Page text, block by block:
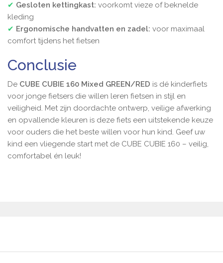
✔ Gesloten kettingkast: voorkomt vieze of beknelde
kleding
✔ Ergonomische handvatten en zadel: voor maximaal
comfort tijdens het fietsen
Conclusie
De CUBE CUBIE 160 Mixed GREEN/RED is dé kinderfiets
voor jonge fietsers die willen leren fietsen in stijl en
veiligheid. Met zijn doordachte ontwerp, veilige afwerking
en opvallende kleuren is deze fiets een uitstekende keuze
voor ouders die het beste willen voor hun kind. Geef uw
kind een vliegende start met de CUBE CUBIE 160 – veilig,
comfortabel én leuk!